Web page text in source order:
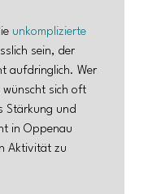
unkomplizierte
sein, der
aufdringlich. Wer
wünscht sich oft
Stärkung und
in Oppenau
Aktivität zu